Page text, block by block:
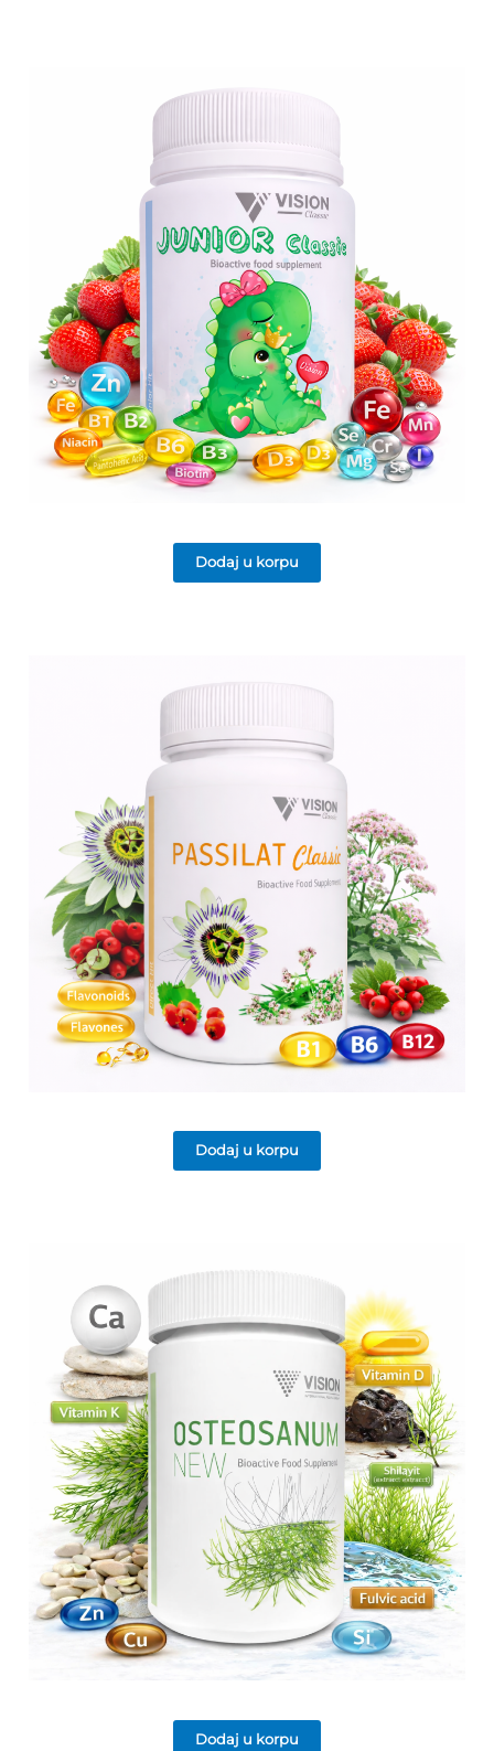
Dodaj u korpu
Dodaj u korpu
Dodaj u korpu